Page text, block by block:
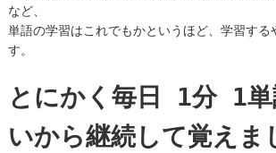
など、
単語の学習はこれでもかというほど、学習する
す。
とにかく毎日 1分 1
いから継続して覚えま